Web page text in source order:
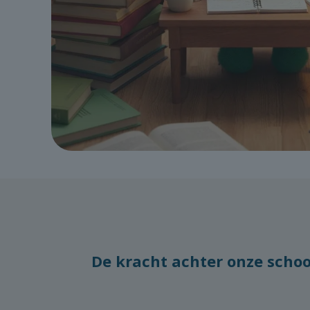
De kracht achter onze